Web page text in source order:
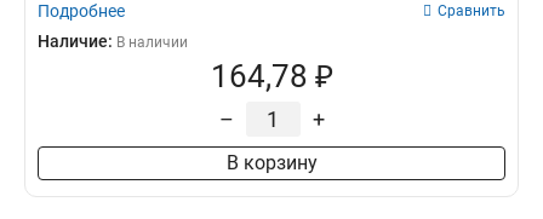
Подробнее Сравнить
Наличие: В наличии
164,78 ₽
– +
В корзину